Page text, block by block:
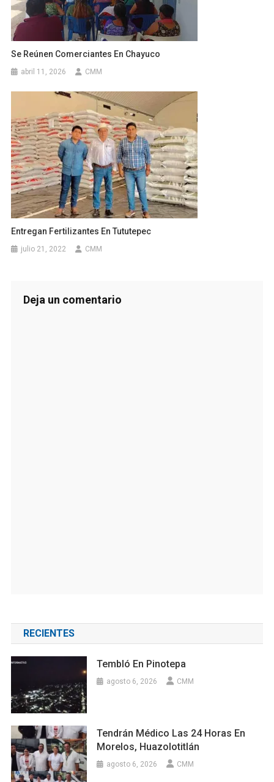
Se Reúnen Comerciantes En Chayuco
abril 11, 2026 CMM
Entregan Fertilizantes En Tututepec
julio 21, 2022 CMM
Deja un comentario
RECIENTES
Tembló En Pinotepa
agosto 6, 2026 CMM
Tendrán Médico Las 24 Horas En
Morelos, Huazolotitlán
agosto 6, 2026 CMM